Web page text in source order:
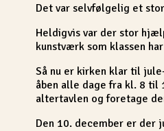
Det var selvfølgelig et
Heldigvis var der stor
kunstværk som klassen
Så nu er kirken klar til
åben alle dage fra kl. 8 til
altertavlen og foretage
Den 10. december er der